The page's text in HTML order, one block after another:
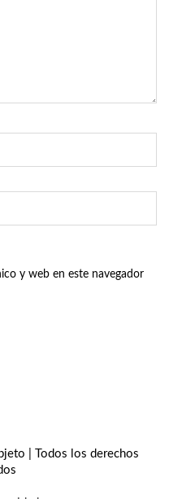
y web en este navegador
| Todos los derechos